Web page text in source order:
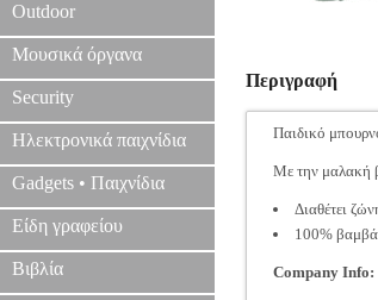
Outdoor
Μουσικά όργανα
Security
Ηλεκτρονικά παιχνίδια
Gadgets • Παιχνίδια
Είδη γραφείου
Βιβλία
Περιγραφή
Παιδικό
Με την μαλακή
Διαθέτει
100%
Company Info: